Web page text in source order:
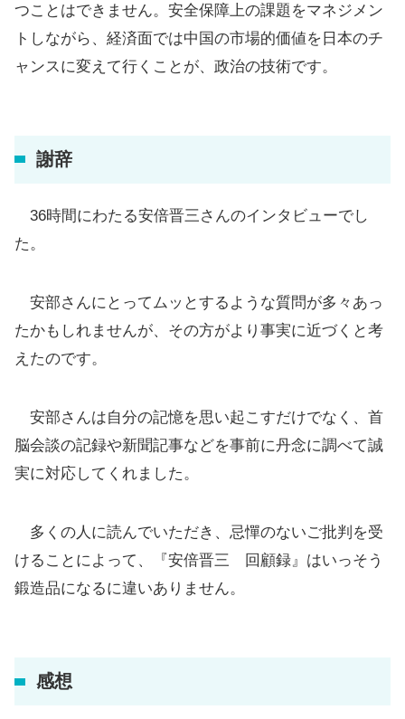
つことはできません。安全保障上の課題をマネジメン
トしながら、経済面では中国の市場的価値を日本のチ
ャンスに変えて行くことが、政治の技術です。
謝辞
36時間にわたる安倍晋三さんのインタビューでし
た。
安部さんにとってムッとするような質問が多々あっ
たかもしれませんが、その方がより事実に近づくと考
えたのです。
安部さんは自分の記憶を思い起こすだけでなく、首
脳会談の記録や新聞記事などを事前に丹念に調べて誠
実に対応してくれました。
多くの人に読んでいただき、忌憚のないご批判を受
けることによって、『安倍晋三 回顧録』はいっそう
鍛造品になるに違いありません。
感想